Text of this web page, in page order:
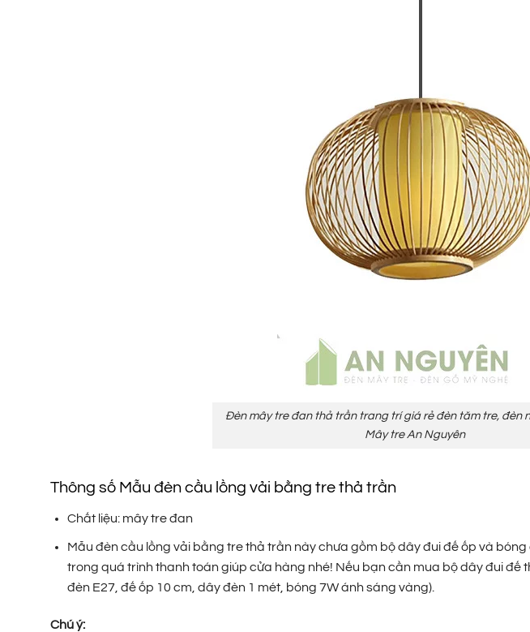
Đèn mây tre đan thả trần trang trí giá rẻ đèn tăm tre, đèn
Mây tre An Nguyên
Thông số Mẫu đèn cầu lồng vải bằng tre thả trần
Chất liệu: mây tre đan
Mẫu đèn cầu lồng vải bằng tre thả trần này chưa gồm bộ dây đui đế ốp và
trong quá trình thanh toán giúp cửa hàng nhé! Nếu bạn cần mua bộ dây đui đế
đèn E27, đế ốp 10 cm, dây đèn 1 mét, bóng 7W ánh sáng vàng).
Chú ý: